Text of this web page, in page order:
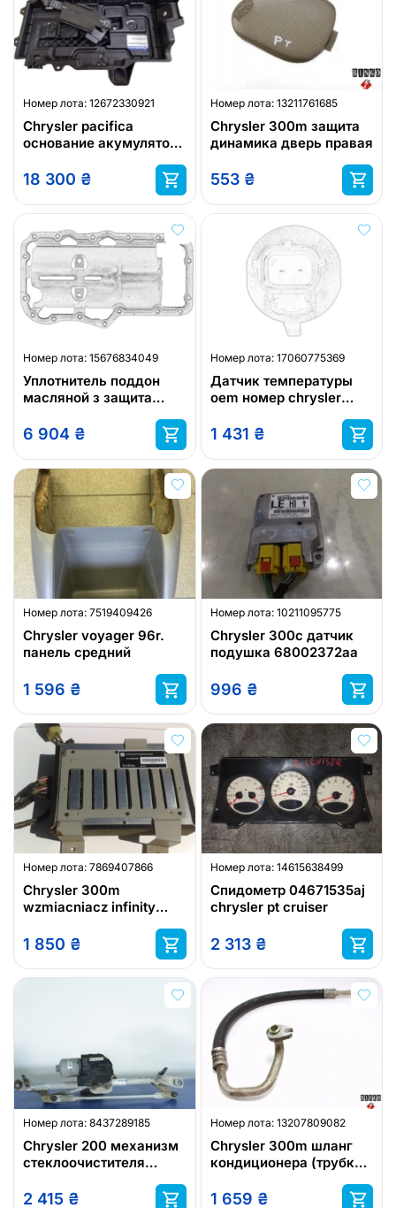
Номер лота: 12672330921
Chrysler pacifica
основание акумулятора
18 300 ₴
Номер лота: 13211761685
Chrysler 300m защита
динамика дверь правая
553 ₴
Номер лота: 15676834049
Уплотнитель поддон
масляной з защита
chrysler 53021001ab
6 904 ₴
Номер лота: 17060775369
Датчик температуры
oem номер chrysler
1 431 ₴
Номер лота: 7519409426
Chrysler voyager 96r.
панель средний
1 596 ₴
Номер лота: 10211095775
Chrysler 300c датчик
подушка 68002372aa
996 ₴
Номер лота: 7869407866
Chrysler 300m
wzmiacniacz infinity
1 850 ₴
Номер лота: 14615638499
Спидометр 04671535aj
chrysler pt cruiser
2 313 ₴
Номер лота: 8437289185
Chrysler 200 механизм
стеклоочистителя
2 415 ₴
Номер лота: 13207809082
Chrysler 300m шланг
кондиционера (трубка
патрубок
1 659 ₴